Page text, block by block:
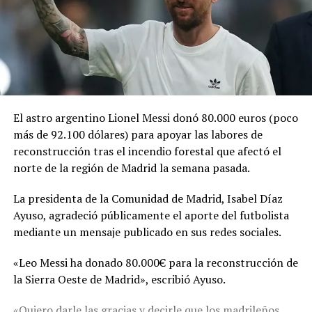
El astro argentino Lionel Messi donó 80.000 euros (poco
más de 92.100 dólares) para apoyar las labores de
reconstrucción tras el incendio forestal que afectó el
norte de la región de Madrid la semana pasada.
La presidenta de la Comunidad de Madrid, Isabel Díaz
Ayuso, agradeció públicamente el aporte del futbolista
mediante un mensaje publicado en sus redes sociales.
«Leo Messi ha donado 80.000€ para la reconstrucción de
la Sierra Oeste de Madrid», escribió Ayuso.